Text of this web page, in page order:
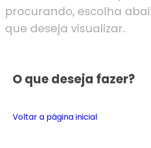
procurando, escolha
que deseja visualizar.
O que deseja fazer?
Voltar a página inicial